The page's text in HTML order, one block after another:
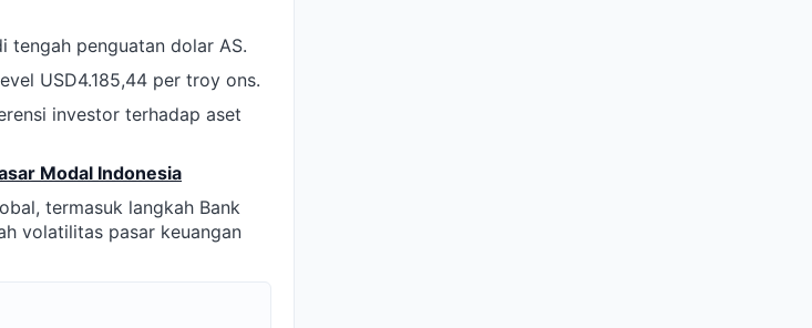
tengah penguatan dolar AS.
USD4.185,44 per troy ons.
investor terhadap aset
Modal Indonesia
termasuk langkah Bank
volatilitas pasar keuangan